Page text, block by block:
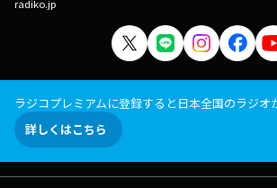
radiko.jp
ラジコプレミアムに登録すると日本全国のラジオ
詳しくはこちら